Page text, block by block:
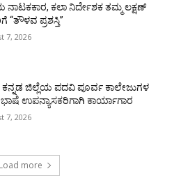
ಕಲಾ ನಿರ್ದೇಶಕ ತಮ್ಮ ಲಕ್ಷಣ್
“ತೌಳವ ಪ್ರಶಸ್ತಿ”
7, 2026
ಕನ್ನಡ ಜಿಲ್ಲೆಯ ಪದವಿ ಪೂರ್ವ ಕಾಲೇಜುಗಳ
ಭಾಷೆ ಉಪನ್ಯಾಸಕರಿಗಾಗಿ ಕಾರ್ಯಾಗಾರ
7, 2026
Load more